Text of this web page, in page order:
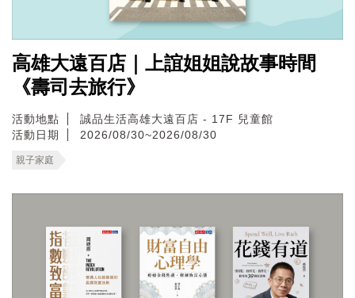
高雄大遠百店｜上誼姐姐說故事時間
《壽司去旅行》
活動地點
誠品生活高雄大遠百店 - 17F 兒童館
活動日期
2026/08/30~2026/08/30
親子家庭